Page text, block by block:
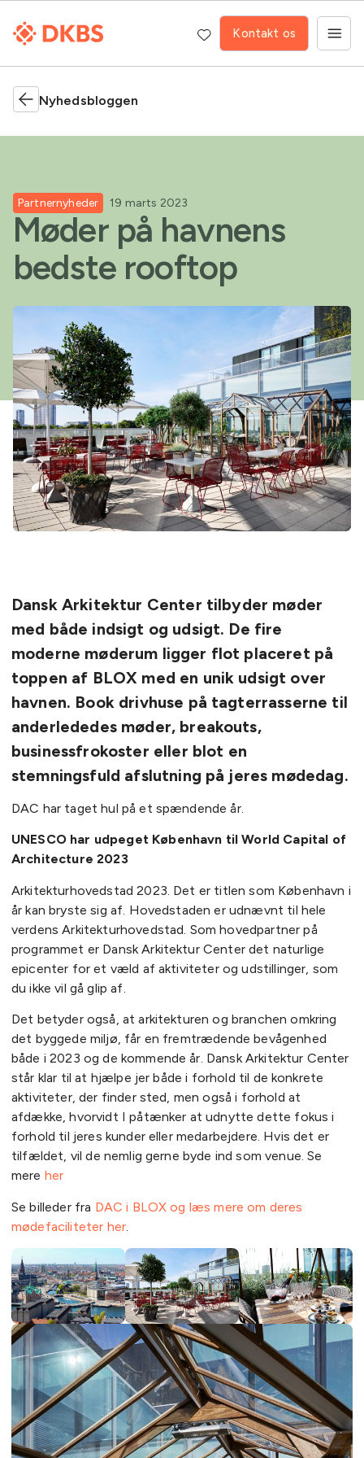
Kontakt os
Nyhedsbloggen
Partnernyheder 19 marts 2023
Møder på havnens
bedste rooftop
Dansk Arkitektur Center tilbyder møder
med både indsigt og udsigt. De fire
moderne møderum ligger flot placeret på
toppen af BLOX med en unik udsigt over
havnen. Book drivhuse på tagterrasserne til
anderlededes møder, breakouts,
businessfrokoster eller blot en
stemningsfuld afslutning på jeres mødedag.
DAC har taget hul på et spændende år.
UNESCO har udpeget København til World Capital of
Architecture 2023
Arkitekturhovedstad 2023. Det er titlen som København i
år kan bryste sig af. Hovedstaden er udnævnt til hele
verdens Arkitekturhovedstad. Som hovedpartner på
programmet er Dansk Arkitektur Center det naturlige
epicenter for et væld af aktiviteter og udstillinger, som
du ikke vil gå glip af.
Det betyder også, at arkitekturen og branchen omkring
det byggede miljø, får en fremtrædende bevågenhed
både i 2023 og de kommende år. Dansk Arkitektur Center
står klar til at hjælpe jer både i forhold til de konkrete
aktiviteter, der finder sted, men også i forhold at
afdække, hvorvidt I påtænker at udnytte dette fokus i
forhold til jeres kunder eller medarbejdere. Hvis det er
tilfældet, vil de nemlig gerne byde ind som venue. Se
mere her
Se billeder fra DAC i BLOX og læs mere om deres
mødefaciliteter her